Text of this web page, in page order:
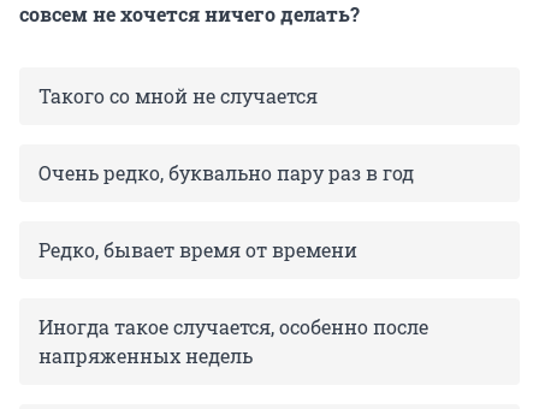
совсем не хочется ничего делать?
Такого со мной не случается
Очень редко, буквально пару раз в год
Редко, бывает время от времени
Иногда такое случается, особенно после
напряженных недель